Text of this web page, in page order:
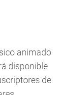
animado
disponible
de